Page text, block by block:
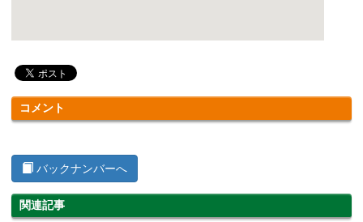
コメント
バックナンバーへ
関連記事